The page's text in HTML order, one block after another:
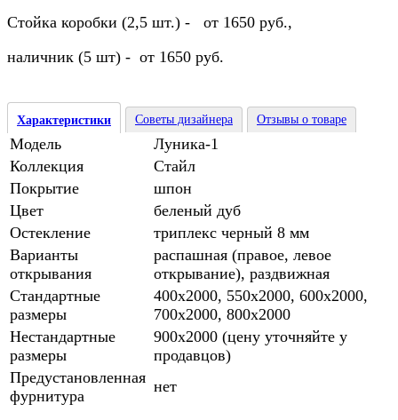
Стойка коробки (2,5 шт.) - от 1650 руб.,
наличник (5 шт) - от 1650 руб.
Характеристики Советы дизайнера Отзывы о товаре
Модель
Луника-1
Коллекция
Стайл
Покрытие
шпон
Цвет
беленый дуб
Остекление
триплекс черный 8 мм
Варианты
открывания
распашная (правое, левое
открывание), раздвижная
Стандартные
размеры
400х2000, 550х2000, 600х2000,
700х2000, 800х2000
Нестандартные
размеры
900х2000 (цену уточняйте у
продавцов)
Предустановленная
фурнитура
нет